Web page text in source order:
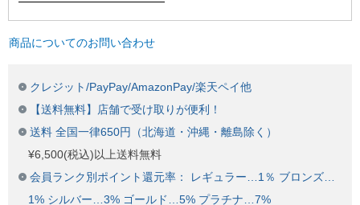
商品についてのお問い合わせ
クレジット/PayPay/AmazonPay/楽天ペイ他
【送料無料】店舗で受け取りが便利！
送料 全国一律650円（北海道・沖縄・離島除く）
¥6,500(税込)以上送料無料
会員ランク別ポイント還元率： レギュラー…1％ ブロンズ…
1% シルバー…3% ゴールド…5% プラチナ…7%